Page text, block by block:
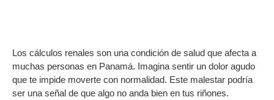
Los cálculos renales son una condición de salud que afecta a
muchas personas en Panamá. Imagina sentir un dolor agudo
que te impide moverte con normalidad. Este malestar podría
ser una señal de que algo no anda bien en tus riñones.